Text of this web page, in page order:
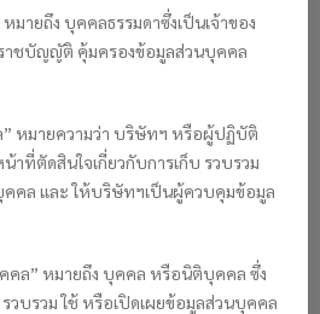
ราชภัฏทุกแห่งและมหาวิทยาลัยสวนดุสิต
20 กันยายน 2569
ตอนบน ถึง 27 กันยายน 2569
มายถึง บุคคลธรรมดาซึ่งเป็นเจ้าของ
าชบัญญัติ คุ้มครองข้อมูลส่วนบุคคล
หมายความว่า บริษัทฯ หรือผู้ปฏิบัติ
าที่ตัดสินใจเกี่ยวกับการเก็บ รวบรวม
คคล และ ให้บริษัทฯเป็นผู้ควบคุมข้อมูล
คล” หมายถึง บุคคล หรือนิติบุคคล ซึ่ง
รวบรวม ใช้ หรือเปิดเผยข้อมูลส่วนบุคคล